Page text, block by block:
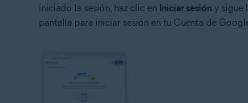
iniciado la sesión, haz clic en Iniciar sesión y sigue
pantalla para iniciar sesión en tu Cuenta de